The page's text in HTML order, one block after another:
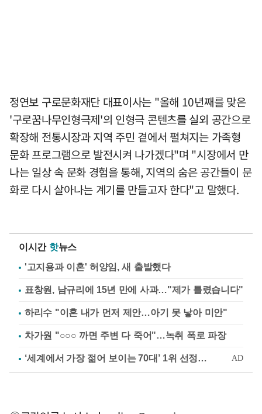
정연보 구로문화재단 대표이사는 "올해 10년째를 맞은
'구로꿈나무인형극제'의 인형극 콘텐츠를 실외 공간으로
확장해 전통시장과 지역 주민 곁에서 펼쳐지는 가족형
문화 프로그램으로 발전시켜 나가겠다"며 "시장에서 만
나는 일상 속 문화 경험을 통해, 지역의 숨은 공간들이 문
화로 다시 살아나는 계기를 만들고자 한다"고 말했다.
이시간 핫뉴스
'고지용과 이혼' 허양임, 새 출발했다
표창원, 남규리에 15년 만에 사과…"제가 틀렸습니다"
하리수 "이혼 내가 먼저 제안…아기 못 낳아 미안"
차가원 "○○○ 까면 주변 다 죽어"…녹취 폭로 파장